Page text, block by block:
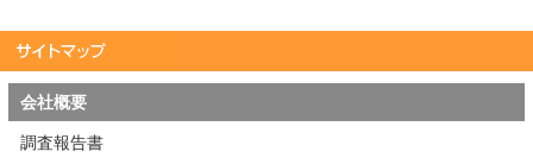
会社概要
調査報告書